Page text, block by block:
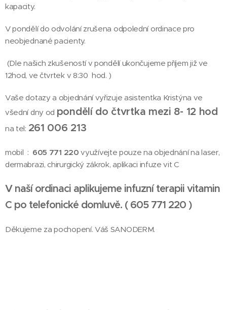
kapacity.
V pondělí do odvolání zrušena odpolední ordinace pro
neobjednané pacienty.
(Dle našich zkušeností v pondělí ukončujeme příjem již ve
12hod, ve čtvrtek v 8:30 hod. )
Vaše dotazy a objednání vyřizuje asistentka Kristýna ve
všední dny od pondělí do čtvrtka mezi 8- 12 hod
na tel: 261 006 213
mobil : 605 771 220 využívejte pouze na objednání na laser,
dermabrazi, chirurgický zákrok, aplikaci infuze vit C
V naší ordinaci aplikujeme infuzní terapii vitamin
C po telefonické domluvě. ( 605 771 220 )
Děkujeme za pochopení. Váš SANODERM.